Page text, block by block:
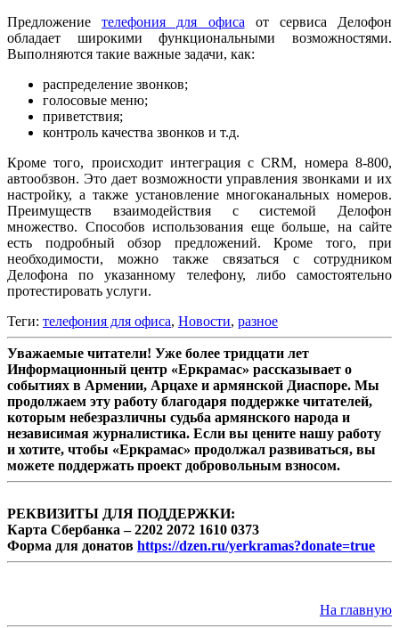
Предложениетелефония для офиса от сервиса Делофон
обладает широкими функциональными возможностями.
Выполняются такие важные задачи, как:
распределение звонков;
голосовые меню;
приветствия;
контроль качества звонков и т.д.
Кроме того, происходит интеграция с CRM, номера 8-800,
автообзвон. Это дает возможности управления звонками и их
настройку, а также установление многоканальных номеров.
Преимуществ взаимодействия с системой Делофон
множество. Способов использования еще больше, на сайте
есть подробный обзор предложений. Кроме того, при
необходимости, можно также связаться с сотрудником
Делофона по указанному телефону, либо самостоятельно
протестировать услуги.
Теги: телефония для офиса, Новости, разное
Уважаемые читатели! Уже более тридцати лет
Информационный центр «Еркрамас» рассказывает о
событиях в Армении, Арцахе и армянской Диаспоре. Мы
продолжаем эту работу благодаря поддержке читателей,
которым небезразличны судьба армянского народа и
независимая журналистика. Если вы цените нашу работу
и хотите, чтобы «Еркрамас» продолжал развиваться, вы
можете поддержать проект добровольным взносом.
РЕКВИЗИТЫ ДЛЯ ПОДДЕРЖКИ:
Карта Сбербанка – 2202 2072 1610 0373
Форма для донатов https://dzen.ru/yerkramas?donate=true
На главную